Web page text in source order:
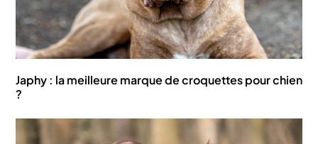
Japhy : la meilleure marque de croquettes pour chien
?